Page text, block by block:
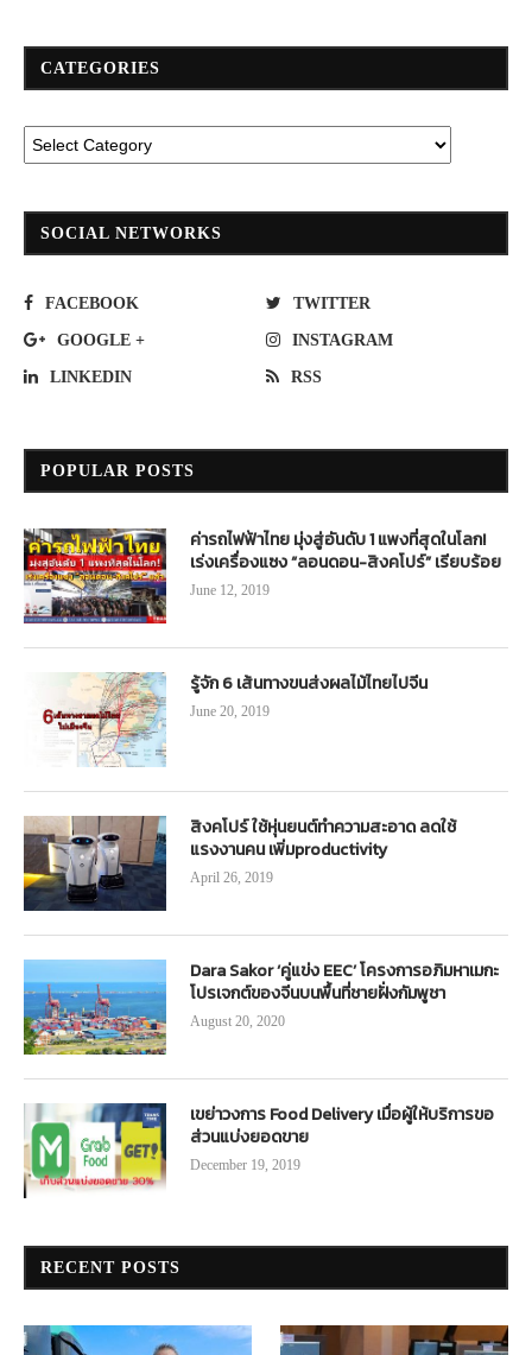
CATEGORIES
SOCIAL NETWORKS
FACEBOOK TWITTER
GOOGLE + INSTAGRAM
LINKEDIN RSS
POPULAR POSTS
ค่ารถไฟฟ้าไทย มุ่งสู่อันดับ 1 แพงที่สุดในโลก!
เร่งเครื่องแซง “ลอนดอน-สิงคโปร์” เรียบร้อย
June 12, 2019
รู้จัก 6 เส้นทางขนส่งผลไม้ไทยไปจีน
June 20, 2019
สิงคโปร์ ใช้หุ่นยนต์ทำความสะอาด ลดใช้
แรงงานคน เพิ่มproductivity
April 26, 2019
Dara Sakor ‘คู่แข่ง EEC’ โครงการอภิมหาเมกะ
โปรเจกต์ของจีนบนพื้นที่ชายฝั่งกัมพูชา
August 20, 2020
เขย่าวงการ Food Delivery เมื่อผู้ให้บริการขอ
ส่วนแบ่งยอดขาย
December 19, 2019
RECENT POSTS